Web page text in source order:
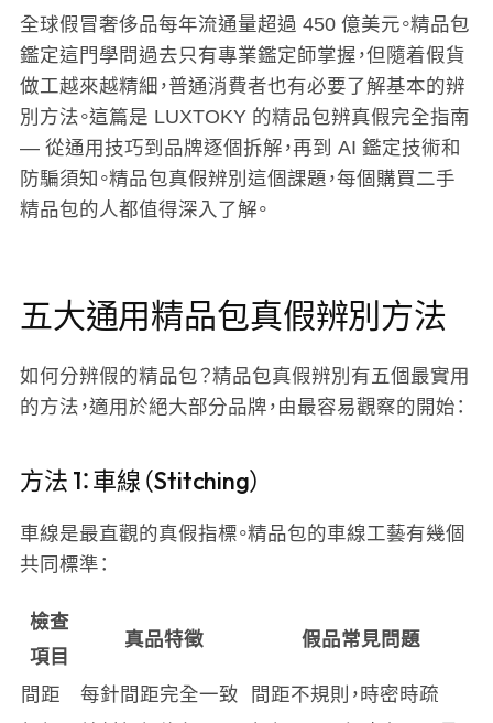
全球假冒奢侈品每年流通量超過 450 億美元。精品包
鑑定這門學問過去只有專業鑑定師掌握，但隨着假貨
做工越來越精細，普通消費者也有必要了解基本的辨
別方法。這篇是 LUXTOKY 的精品包辨真假完全指南
— 從通用技巧到品牌逐個拆解，再到 AI 鑑定技術和
防騙須知。精品包真假辨別這個課題，每個購買二手
精品包的人都值得深入了解。
五大通用精品包真假辨別方法
如何分辨假的精品包？精品包真假辨別有五個最實用
的方法，適用於絕大部分品牌，由最容易觀察的開始：
方法 1：車線（Stitching）
車線是最直觀的真假指標。精品包的車線工藝有幾個
共同標準：
檢查
項目
真品特徵
假品常見問題
間距
每針間距完全一致 間距不規則，時密時疏